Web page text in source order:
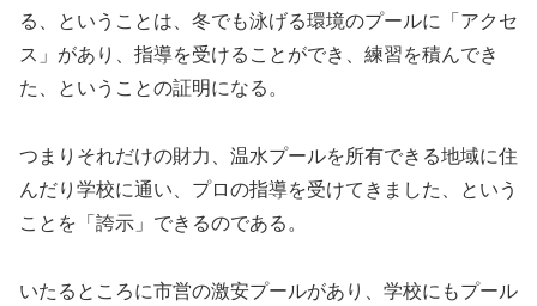
る、ということは、冬でも泳げる環境のプールに「アクセ
ス」があり、指導を受けることができ、練習を積んでき
た、ということの証明になる。
つまりそれだけの財力、温水プールを所有できる地域に住
んだり学校に通い、プロの指導を受けてきました、という
ことを「誇示」できるのである。
いたるところに市営の激安プールがあり、学校にもプール